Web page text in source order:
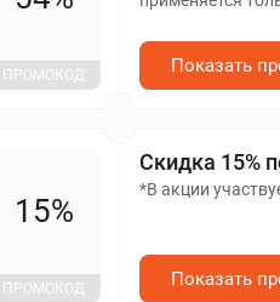
ПРОМОКОД Показать
Скидка 15%
*В акции
15%
ПРОМОКОД Показать